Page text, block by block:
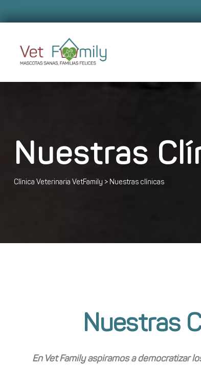
Nuestras
Clínica Veterinaria VetFamily > Nuestras clínicas
Nuestras
En Vet Family aspiramos a democratizar